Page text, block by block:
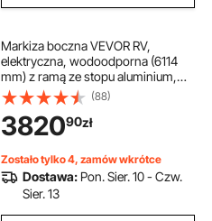
Markiza boczna VEVOR RV,
elektryczna, wodoodporna (6114
mm) z ramą ze stopu aluminium,
czarna, zewnętrzna markiza z
kolorem gradientowym, osłona
przeciwsłoneczna na kemping
(88)
382090zł
Zostało tylko 4, zamów wkrótce
Dostawa: Pon. Sier. 10 - Czw.
Sier. 13